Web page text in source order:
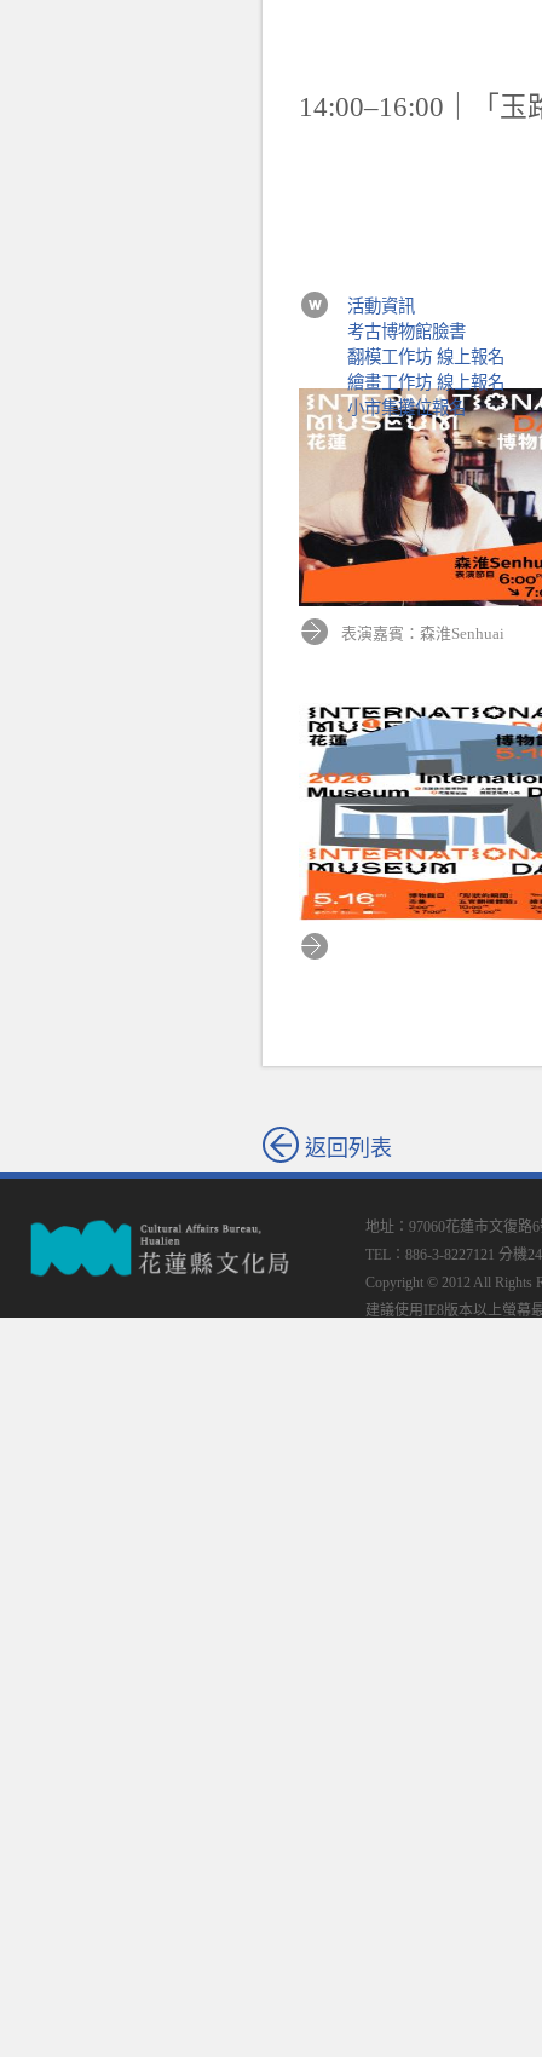
14:00–16:00｜「
活動資訊
考古博物館臉書
翻模工作坊 線上報名
繪畫工作坊 線上報名
小市集攤位報名
表演嘉賓：森淮Senhuai
返回列表
地址：97060花蓮市文復路
TEL：886-3-8227121 分機
Copyright © 2012 All Rights
建議使用IE8版本以上螢幕